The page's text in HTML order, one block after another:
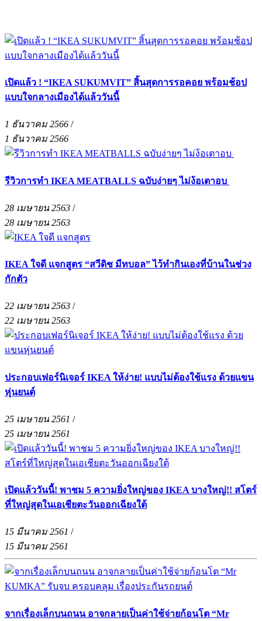
เปิดแล้ว ! “IKEA SUKUMVIT” สิ้นสุดการรอคอย พร้อมช้อป
แบบใจกลางเมืองได้แล้ววันนี้
1 ธันวาคม 2566 /
1 ธันวาคม 2566
รีวิวการทำ IKEA MEATBALLS ฉบับง่ายๆ ไม่ง้อเตาอบ
28 เมษายน 2563 /
28 เมษายน 2563
IKEA ใจดี แจกสูตร “สวีดิช มีทบอล” ไว้ทำกินเองที่บ้านในช่วง
กักตัว
22 เมษายน 2563 /
22 เมษายน 2563
ประกอบเฟอร์นิเจอร์ IKEA ให้ง่าย! แบบไม่ต้องใช้แรง ด้วยแขน
หุ่นยนต์
25 เมษายน 2561 /
25 เมษายน 2561
เปิดแล้ววันนี้! พาชม 5 ความยิ่งใหญ่ของ IKEA บางใหญ่!! สโตร์
ที่ใหญ่สุดในเอเชียตะวันออกเฉียงใต้
15 มีนาคม 2561 /
15 มีนาคม 2561
จากเรื่องเล็กบนถนน อาจกลายเป็นค่าใช้จ่ายก้อนโต “Mr